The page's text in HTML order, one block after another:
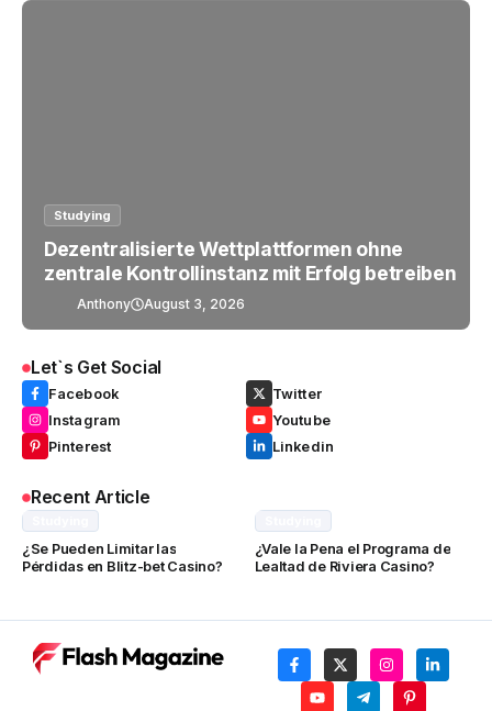
Studying
Dezentralisierte Wettplattformen ohne
zentrale Kontrollinstanz mit Erfolg betreiben
Anthony August 3, 2026
Let`s Get Social
Facebook
Twitter
Instagram
Youtube
Pinterest
Linkedin
Recent Article
¿Se Pueden Limitar las
Pérdidas en Blitz-bet Casino?
¿Vale la Pena el Programa de
Lealtad de Riviera Casino?